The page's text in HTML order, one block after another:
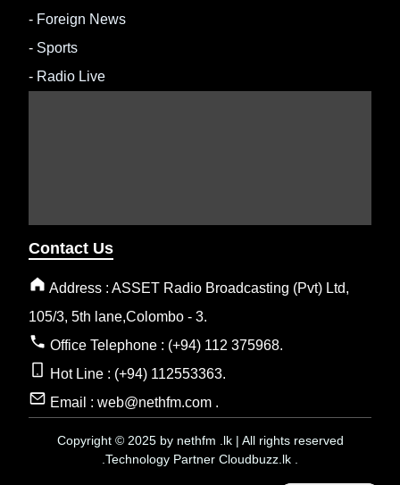
- Foreign News
- Sports
- Radio Live
Contact Us
Address : ASSET Radio Broadcasting (Pvt) Ltd,
105/3, 5th lane,Colombo - 3.
Office Telephone : (+94) 112 375968.
Hot Line : (+94) 112553363.
Email : web@nethfm.com .
Copyright © 2025 by nethfm .lk | All rights reserved
.Technology Partner Cloudbuzz.lk .